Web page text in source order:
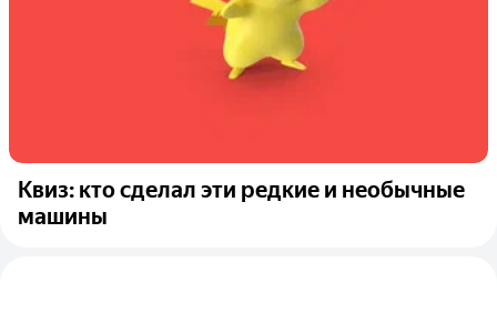
Квиз: кто сделал эти редкие и необычные
машины